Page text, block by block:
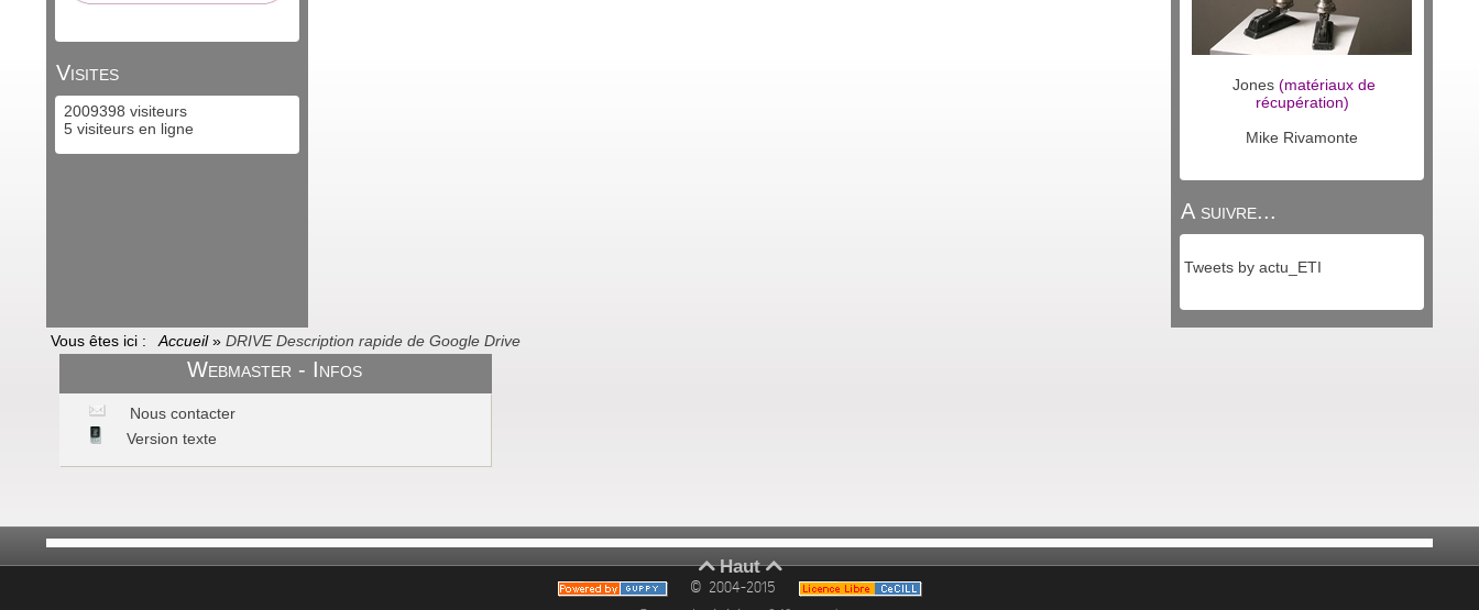
Visites
2009398 visiteurs
5 visiteurs en ligne
Jones (matériaux de
récupération)
Mike Rivamonte
A suivre...
Tweets by actu_ETI
Vous êtes ici : Accueil» DRIVE Description rapide de Google Drive
Webmaster - Infos
Nous contacter
Version texte
Haut
© 2004-2015